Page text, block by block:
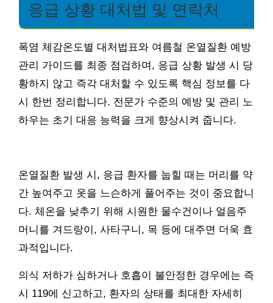
응급 상황 대처법 및 연락처
폭염 체감온도별 대처법표와 여름철 온열질환 예방
관리 가이드를 최종 점검하며, 응급 상황 발생 시 당
황하지 않고 즉각 대처할 수 있도록 핵심 정보를 다
시 한번 정리합니다. 전문가 수준의 예방 및 관리 노
하우는 초기 대응 능력을 크게 향상시켜 줍니다.
온열질환 발생 시, 응급 환자를 눕힐 때는 머리를 약
간 높여주고 옷을 느슨하게 풀어주는 것이 중요합니
다. 체온을 낮추기 위해 시원한 물수건이나 얼음주
머니를 겨드랑이, 사타구니, 목 등에 대주면 더욱 효
과적입니다.
의식 저하가 심하거나 호흡이 불안정한 경우에는 즉
시 119에 신고하고, 환자의 상태를 최대한 자세히